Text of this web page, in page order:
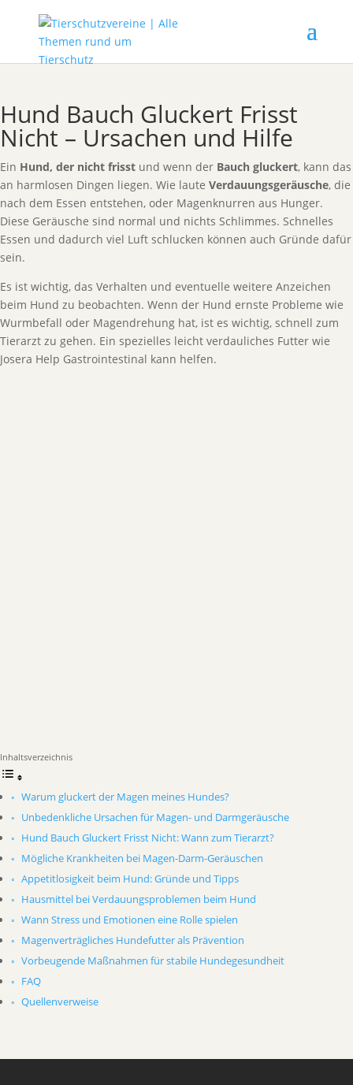
Hund Bauch Gluckert Frisst
Nicht – Ursachen und Hilfe
Ein Hund, der nicht frisst und wenn der Bauch gluckert, kann das
an harmlosen Dingen liegen. Wie laute Verdauungsgeräusche, die
nach dem Essen entstehen, oder Magenknurren aus Hunger.
Diese Geräusche sind normal und nichts Schlimmes. Schnelles
Essen und dadurch viel Luft schlucken können auch Gründe dafür
sein.
Es ist wichtig, das Verhalten und eventuelle weitere Anzeichen
beim Hund zu beobachten. Wenn der Hund ernste Probleme wie
Wurmbefall oder Magendrehung hat, ist es wichtig, schnell zum
Tierarzt zu gehen. Ein spezielles leicht verdauliches Futter wie
Josera Help Gastrointestinal kann helfen.
Inhaltsverzeichnis
Warum gluckert der Magen meines Hundes?
Unbedenkliche Ursachen für Magen- und Darmgeräusche
Hund Bauch Gluckert Frisst Nicht: Wann zum Tierarzt?
Mögliche Krankheiten bei Magen-Darm-Geräuschen
Appetitlosigkeit beim Hund: Gründe und Tipps
Hausmittel bei Verdauungsproblemen beim Hund
Wann Stress und Emotionen eine Rolle spielen
Magenverträgliches Hundefutter als Prävention
Vorbeugende Maßnahmen für stabile Hundegesundheit
FAQ
Quellenverweise